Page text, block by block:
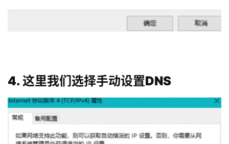
4. 这里我们选择手动设置DNS